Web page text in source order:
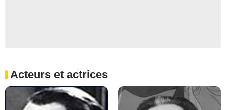
Acteurs et actrices